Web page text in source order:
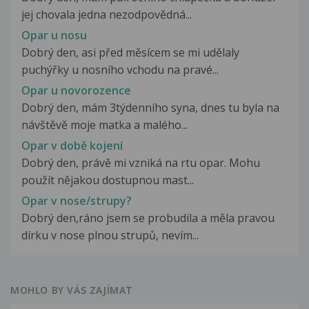
jej chovala jedna nezodpovědná...
Opar u nosu
Dobrý den, asi před měsícem se mi udělaly
puchýřky u nosního vchodu na pravé...
Opar u novorozence
Dobrý den, mám 3týdenního syna, dnes tu byla na
návštěvě moje matka a malého...
Opar v době kojení
Dobrý den, právě mi vzniká na rtu opar. Mohu
použít nějakou dostupnou mast...
Opar v nose/strupy?
Dobrý den,ráno jsem se probudila a měla pravou
dírku v nose plnou strupů, nevím...
MOHLO BY VÁS ZAJÍMAT